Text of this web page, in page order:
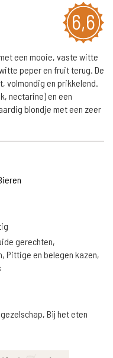
6,6
een mooie, vaste witte
peper en fruit terug. De
volmondig en prikkelend.
nectarine) en een
blondje met een zeer
gerechten,
Pittige en belegen kazen,
Bij het eten